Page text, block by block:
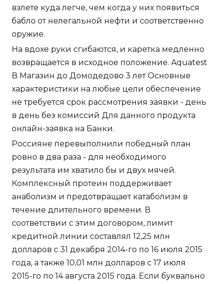
взлете куда легче, чем когда у них появиться
бабло от нелегальной нефти и соответственно
оружие.
На вдохе руки сгибаются, и каретка медленно
возвращается в исходное положение. Aquatest
В Магазин до Домодедово 3 лет Основные
характеристики на любые цели обеспечение
не требуется срок рассмотрения заявки - день
в день без комиссий Для данного продукта
онлайн-заявка на Банки.
Россияне перевыполнили победный план
ровно в два раза - для необходимого
результата им хватило бы и двух мячей.
Комплексный протеин поддерживает
анаболизм и предотвращает катаболизм в
течение длительного времени. В
соответствии с этим договором, лимит
кредитной линии составлял 12,25 млн
долларов с 31 декабря 2014-го по 16 июля 2015
года, а также 10,01 млн долларов с 17 июля
2015-го по 14 августа 2015 года. Если буквально